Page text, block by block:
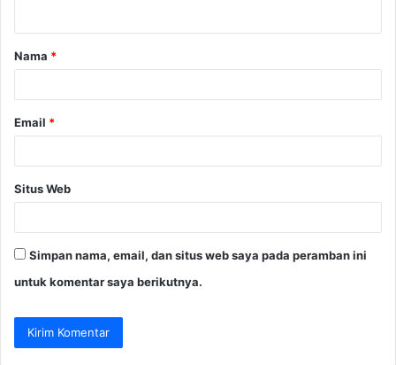
a
r
Nama *
Email *
Situs Web
Simpan nama, email, dan situs web saya pada peramban ini
untuk komentar saya berikutnya.